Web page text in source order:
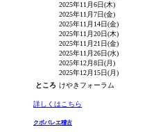
2025年11月6日(木)
2025年11月7日(金)
2025年11月14日(金)
2025年11月20日(木)
2025年11月21日(金)
2025年11月26日(水)
2025年12月8日(月)
2025年12月15日(月)
ところ けやきフォーラム
詳しくはこちら
クボバレエ稽古